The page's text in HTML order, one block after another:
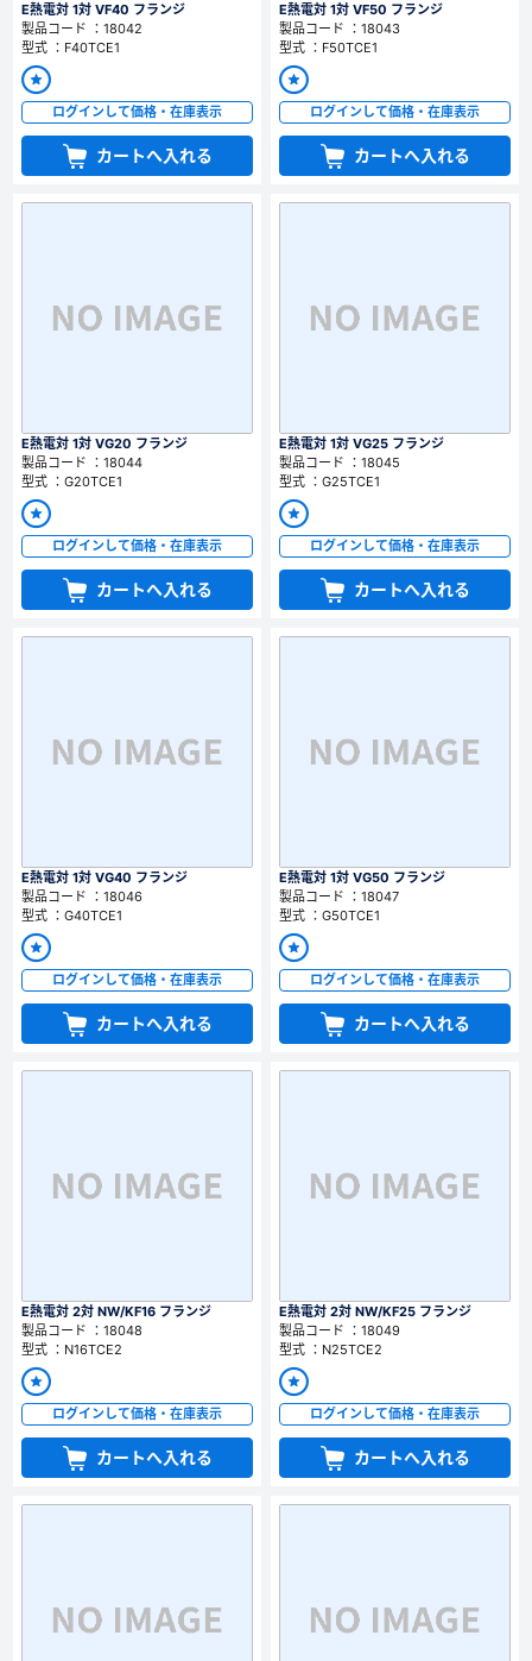
E熱電対 1対 VF40 フランジ
製品コード ：18042
型式 ：F40TCE1
ログインして価格・在庫表示
カートへ入れる
E熱電対 1対 VF50 フランジ
製品コード ：18043
型式 ：F50TCE1
ログインして価格・在庫表示
カートへ入れる
E熱電対 1対 VG20 フランジ
製品コード ：18044
型式 ：G20TCE1
ログインして価格・在庫表示
カートへ入れる
E熱電対 1対 VG25 フランジ
製品コード ：18045
型式 ：G25TCE1
ログインして価格・在庫表示
カートへ入れる
E熱電対 1対 VG40 フランジ
製品コード ：18046
型式 ：G40TCE1
ログインして価格・在庫表示
カートへ入れる
E熱電対 1対 VG50 フランジ
製品コード ：18047
型式 ：G50TCE1
ログインして価格・在庫表示
カートへ入れる
E熱電対 2対 NW/KF16 フランジ
製品コード ：18048
型式 ：N16TCE2
ログインして価格・在庫表示
カートへ入れる
E熱電対 2対 NW/KF25 フランジ
製品コード ：18049
型式 ：N25TCE2
ログインして価格・在庫表示
カートへ入れる